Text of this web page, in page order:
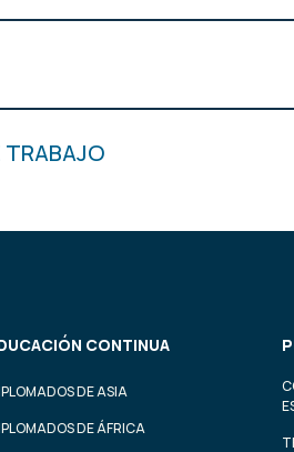
TRABAJO
CONTINUA
DE ASIA
DE ÁFRICA